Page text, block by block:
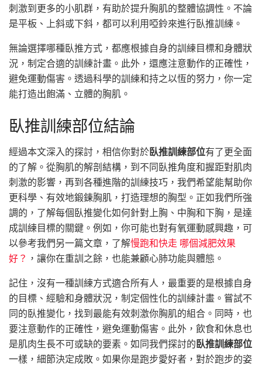
刺激到更多的小肌群，有助於提升胸肌的整體協調性。不論
是平板、上斜或下斜，都可以利用啞鈴來進行臥推訓練。
無論選擇哪種臥推方式，都應根據自身的訓練目標和身體狀
況，制定合適的訓練計畫。此外，還應注意動作的正確性，
避免運動傷害。透過科學的訓練和持之以恆的努力，你一定
能打造出飽滿、立體的胸肌。
臥推訓練部位結論
經過本文深入的探討，相信你對於臥推訓練部位有了更全面
的了解。從胸肌的解剖結構，到不同臥推角度和握距對肌肉
刺激的影響，再到各種進階的訓練技巧，我們希望能幫助你
更科學、有效地鍛鍊胸肌，打造理想的胸型。正如我們所強
調的，了解每個臥推變化如何針對上胸、中胸和下胸，是達
成訓練目標的關鍵。例如，你可能也對有氧運動感興趣，可
以參考我們另一篇文章，了解慢跑和快走 哪個減肥效果
好？ ，讓你在重訓之餘，也能兼顧心肺功能與體態。
記住，沒有一種訓練方式適合所有人，最重要的是根據自身
的目標、經驗和身體狀況，制定個性化的訓練計畫。嘗試不
同的臥推變化，找到最能有效刺激你胸肌的組合。同時，也
要注意動作的正確性，避免運動傷害。此外，飲食和休息也
是肌肉生長不可或缺的要素。如同我們探討的臥推訓練部位
一樣，細節決定成敗。如果你是跑步愛好者，對於跑步的姿